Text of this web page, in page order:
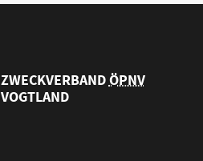
ZWECKVERBANDÖPNV
VOGTLAND